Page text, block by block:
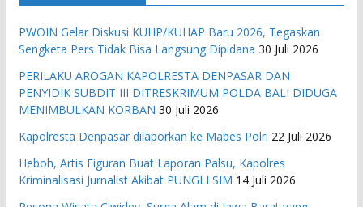
PWOIN Gelar Diskusi KUHP/KUHAP Baru 2026, Tegaskan
Sengketa Pers Tidak Bisa Langsung Dipidana 30 Juli 2026
PERILAKU AROGAN KAPOLRESTA DENPASAR DAN
PENYIDIK SUBDIT III DITRESKRIMUM POLDA BALI DIDUGA
MENIMBULKAN KORBAN 30 Juli 2026
Kapolresta Denpasar dilaporkan ke Mabes Polri 22 Juli 2026
Heboh, Artis Figuran Buat Laporan Palsu, Kapolres
Kriminalisasi Jurnalist Akibat PUNGLI SIM 14 Juli 2026